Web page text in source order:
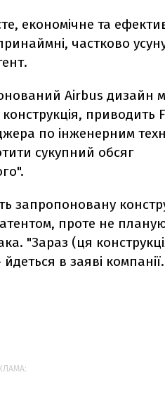
економічне та
частково
Airbus дизайн
приводить
по інженерним
сукупний обсяг
запропоновану
проте не
"Зараз (ця
в заяві компанії.